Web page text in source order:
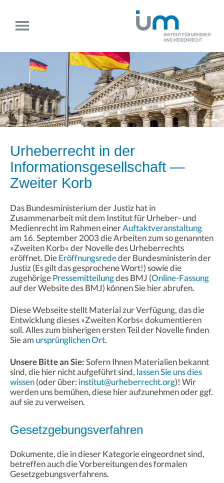
Urheberrecht in der
Informationsgesellschaft —
Zweiter Korb
Das Bundesministerium der Justiz hat in
Zusammenarbeit mit dem Institut für Urheber- und
Medienrecht im Rahmen einerAuftaktveranstaltung
am 16. September 2003 die Arbeiten zum so genannten
»Zweiten Korb« der Novelle des Urheberrechts
eröffnet. DieEröffnungsrededer Bundesministerin der
Justiz (Es gilt das gesprochene Wort!) sowie die
zugehörigePressemitteilungdes BMJ (Online-Fassung
auf der Website des BMJ) können Sie hier abrufen.
Diese Webseite stellt Material zur Verfügung, das die
Entwicklung dieses »Zweiten Korbs« dokumentieren
soll. Alles zum bisherigen ersten Teil der Novelle finden
Sie am ursprünglichen Ort.
Unsere Bitte an Sie:Sofern Ihnen Materialien bekannt
sind, die hier nicht aufgeführt sind, lassen Sie uns dies
wissen(oder über:institut@urheberrecht.org)! Wir
werden uns bemühen, diese hier aufzunehmen oder ggf.
auf sie zu verweisen.
Gesetzgebungsverfahren
Dokumente, die in dieser Kategorie eingeordnet sind,
betreffen auch die Vorbereitungen des formalen
Gesetzgebungsverfahrens.